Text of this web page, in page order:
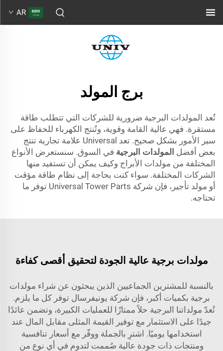
AR
برج المولد
تُعد المولدات البرجية ضرورية للشركات التي تتطلب طاقة
مستقرة. فهي عالية القامة وقوية، وتُنتج الكهرباء للحفاظ على
سير الأمور بشكل صحيح. تعد Universal علامة تجارية تنتج
بعض أفضل المولدات البرجية في السوق. سنستعرض الأنواع
المختلفة من مولدات الأبراج وكيف يمكن أن تستفيد منها
الشركات المختلفة. سواء كنت بحاجة إلى نظام طاقة مؤقت
أو مولد تأجير، فإن شركة Universal Tower Parts توفر ما
تحتاجه.
مولدات برجية عالية الجودة لتحقيق أقصى كفاءة
بالنسبة للمشترين الجماعيين الذين يبحثون عن شراء مولدات
برجية بكميات أكبر، فإن شركة يونيفرسال توفر كل ما يلزم.
تُعدّ مولداتنا البرجية حلاً ممتازًا للعمليات الكبيرة، وتضمن عائدًا
جيدًا على الاستثمار مع توفير القيمة المثلى مقابل المال عند
استخدامها يوميًا. اشترِ بالجملة ووفّر مع أسعار تنافسية
ومنتجات ذات جودة عالية صُممت لتدوم في أي نوع من